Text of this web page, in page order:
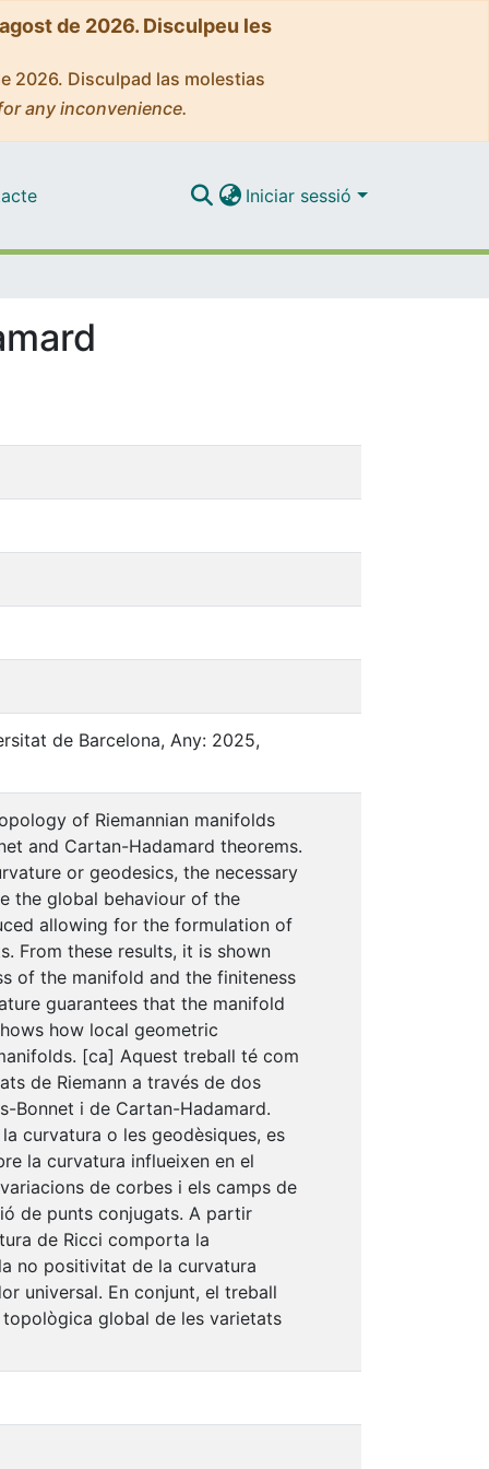
de 2026. Disculpeu les
2026. Disculpad las molestias
any inconvenience.
Iniciar sessió
de Barcelona, Any: 2025,
of Riemannian manifolds
and Cartan-Hadamard theorems.
or geodesics, the necessary
the global behaviour of the
allowing for the formulation of
From these results, it is shown
of the manifold and the finiteness
guarantees that the manifold
how local geometric
[ca] Aquest treball té com
de Riemann a través de dos
Bonnet i de Cartan-Hadamard.
curvatura o les geodèsiques, es
la curvatura influeixen en el
de corbes i els camps de
de punts conjugats. A partir
de Ricci comporta la
no positivitat de la curvatura
universal. En conjunt, el treball
global de les varietats